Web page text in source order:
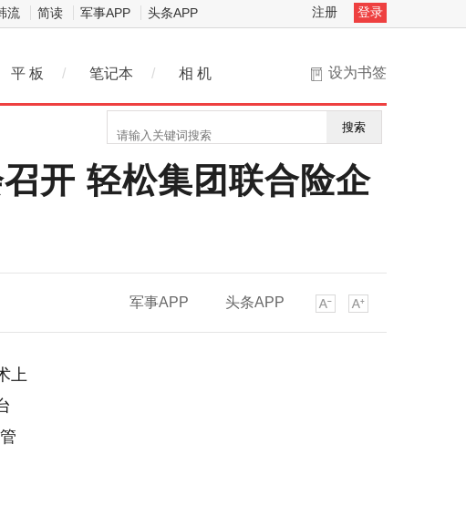
流 简读 军事APP 头条APP 注册 登录
设为书签
平 板 / 笔记本 / 相 机
搜索
开 轻松集团联合险企
军事APP 头条APP
上